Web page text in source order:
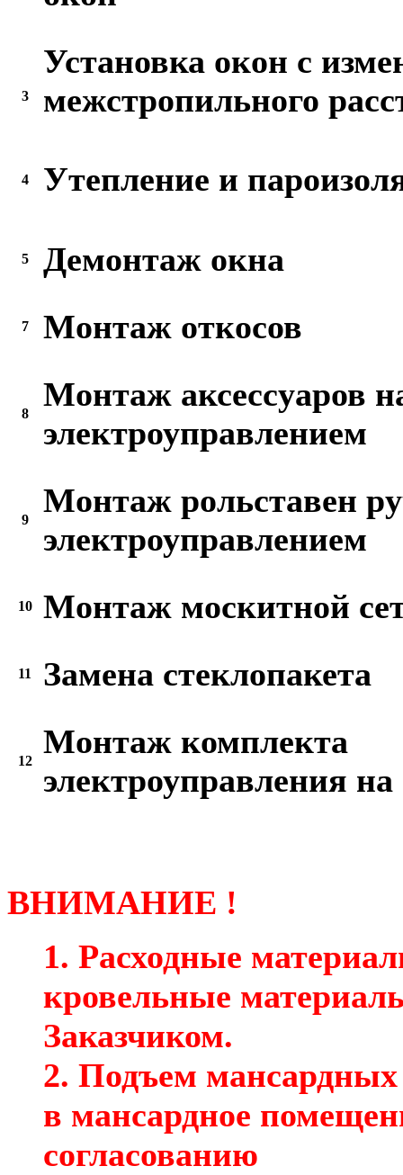
3
Установка окон с
межстропильного
4 Утепление и
5 Демонтаж окна
7 Монтаж откосов
8
Монтаж аксессуаров
электроуправлением
9
Монтаж рольставен
электроуправлением
10 Монтаж москитной
11 Замена стеклопакета
12
Монтаж комплекта
электроуправления
ВНИМАНИЕ !
1. Расходные
кровельные
Заказчиком.
2. Подъем
в мансардное
согласованию